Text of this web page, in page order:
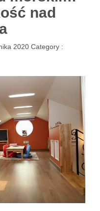
nad
2020 Category :